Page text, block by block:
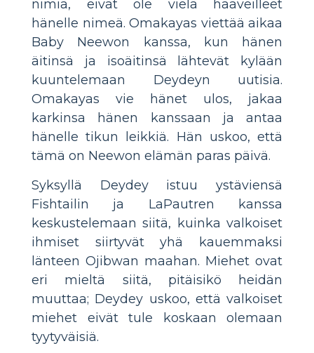
nimiä, eivät ole vielä haaveilleet
hänelle nimeä. Omakayas viettää aikaa
Baby Neewon kanssa, kun hänen
äitinsä ja isoäitinsä lähtevät kylään
kuuntelemaan Deydeyn uutisia.
Omakayas vie hänet ulos, jakaa
karkinsa hänen kanssaan ja antaa
hänelle tikun leikkiä. Hän uskoo, että
tämä on Neewon elämän paras päivä.
Syksyllä Deydey istuu ystäviensä
Fishtailin ja LaPautren kanssa
keskustelemaan siitä, kuinka valkoiset
ihmiset siirtyvät yhä kauemmaksi
länteen Ojibwan maahan. Miehet ovat
eri mieltä siitä, pitäisikö heidän
muuttaa; Deydey uskoo, että valkoiset
miehet eivät tule koskaan olemaan
tyytyväisiä.